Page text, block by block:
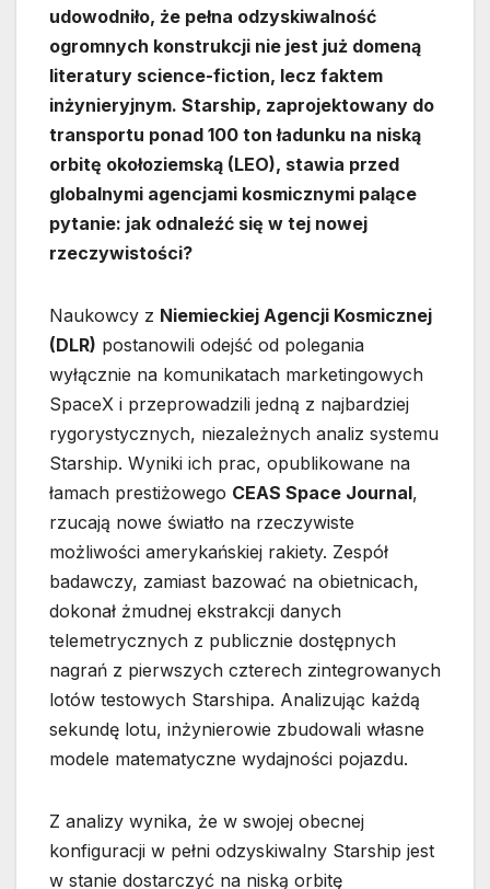
udowodniło, że pełna odzyskiwalność
ogromnych konstrukcji nie jest już domeną
literatury science-fiction, lecz faktem
inżynieryjnym. Starship, zaprojektowany do
transportu ponad 100 ton ładunku na niską
orbitę okołoziemską (LEO), stawia przed
globalnymi agencjami kosmicznymi palące
pytanie: jak odnaleźć się w tej nowej
rzeczywistości?
Naukowcy z Niemieckiej Agencji Kosmicznej
(DLR) postanowili odejść od polegania
wyłącznie na komunikatach marketingowych
SpaceX i przeprowadzili jedną z najbardziej
rygorystycznych, niezależnych analiz systemu
Starship. Wyniki ich prac, opublikowane na
łamach prestiżowego CEAS Space Journal,
rzucają nowe światło na rzeczywiste
możliwości amerykańskiej rakiety. Zespół
badawczy, zamiast bazować na obietnicach,
dokonał żmudnej ekstrakcji danych
telemetrycznych z publicznie dostępnych
nagrań z pierwszych czterech zintegrowanych
lotów testowych Starshipa. Analizując każdą
sekundę lotu, inżynierowie zbudowali własne
modele matematyczne wydajności pojazdu.
Z analizy wynika, że w swojej obecnej
konfiguracji w pełni odzyskiwalny Starship jest
w stanie dostarczyć na niską orbitę